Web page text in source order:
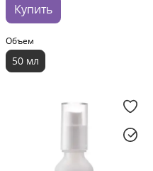
Купить
Объем
50 мл